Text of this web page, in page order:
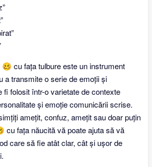
cu fața tulbure este un instrument
a transmite o serie de emoții și
fi folosit într-o varietate de contexte
și emoție comunicării scrise.
amețit, confuz, amețit sau doar puțin
cu fața năucită vă poate ajuta să vă
care să fie atât clar, cât și ușor de